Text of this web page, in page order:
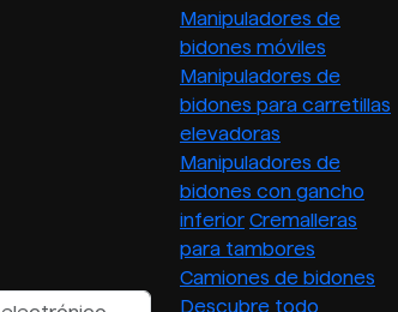
Manipuladores de
bidones móviles
Manipuladores de
bidones para carretillas
elevadoras
Manipuladores de
bidones con gancho
inferior Cremalleras
para tambores
Camiones de bidones
Descubre todo